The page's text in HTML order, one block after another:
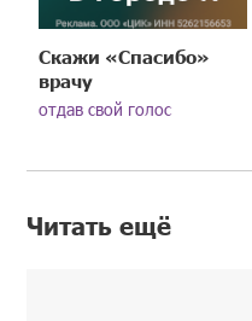
Скажи «Спасибо»
врачу
отдав свой голос
Читать ещё